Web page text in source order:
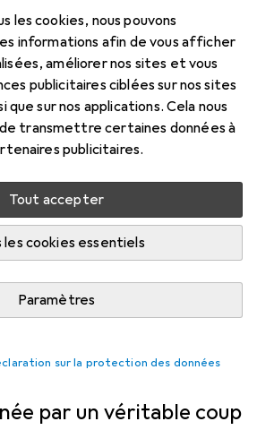
les cookies, nous pouvons
informations afin de vous afficher
améliorer nos sites et vous
publicitaires ciblées sur nos sites
que sur nos applications. Cela nous
transmettre certaines données à
publicitaires.
Tout accepter
les cookies essentiels
Paramètres
sur la protection des données
été présentés lors
de juin 2026
Play, Sony a montré
sur la
qui a duré plus
était remplie de
par un véritable coup